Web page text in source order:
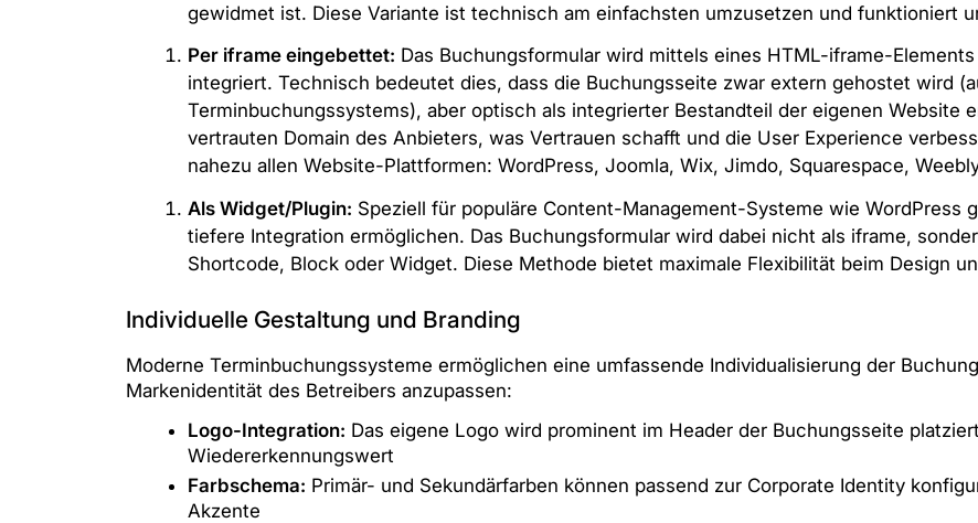
gewidmet ist. Diese Variante ist technisch am einfachsten umzusetzen und funktioniert
Per iframe eingebettet: Das Buchungsformular wird mittels eines HTML-iframe-
integriert. Technisch bedeutet dies, dass die Buchungsseite zwar extern gehostet wird
Terminbuchungssystems), aber optisch als integrierter Bestandteil der eigenen Website
vertrauten Domain des Anbieters, was Vertrauen schafft und die User Experience
nahezu allen Website-Plattformen: WordPress, Joomla, Wix, Jimdo, Squarespace,
Als Widget/Plugin: Speziell für populäre Content-Management-Systeme wie WordPress
tiefere Integration ermöglichen. Das Buchungsformular wird dabei nicht als iframe,
Shortcode, Block oder Widget. Diese Methode bietet maximale Flexibilität beim Design
Individuelle Gestaltung und Branding
Moderne Terminbuchungssysteme ermöglichen eine umfassende Individualisierung der
Markenidentität des Betreibers anzupassen:
Logo-Integration: Das eigene Logo wird prominent im Header der Buchungsseite
Wiedererkennungswert
Farbschema: Primär- und Sekundärfarben können passend zur Corporate Identity
Akzente